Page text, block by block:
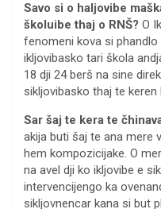
Savo si o haljovibe
školuibe thaj o RNŠ? O
fenomeni kova si phandlo
ikljovibasko tari škola
18 dji 24 berš na sine
sikljovibasko thaj te keren
Sar šaj te kera te
akija buti šaj te ana mere
hem kompozicijake. O
na avel dji ko ikljovibe e
intervencijengo ka
sikljovnencar kana si but